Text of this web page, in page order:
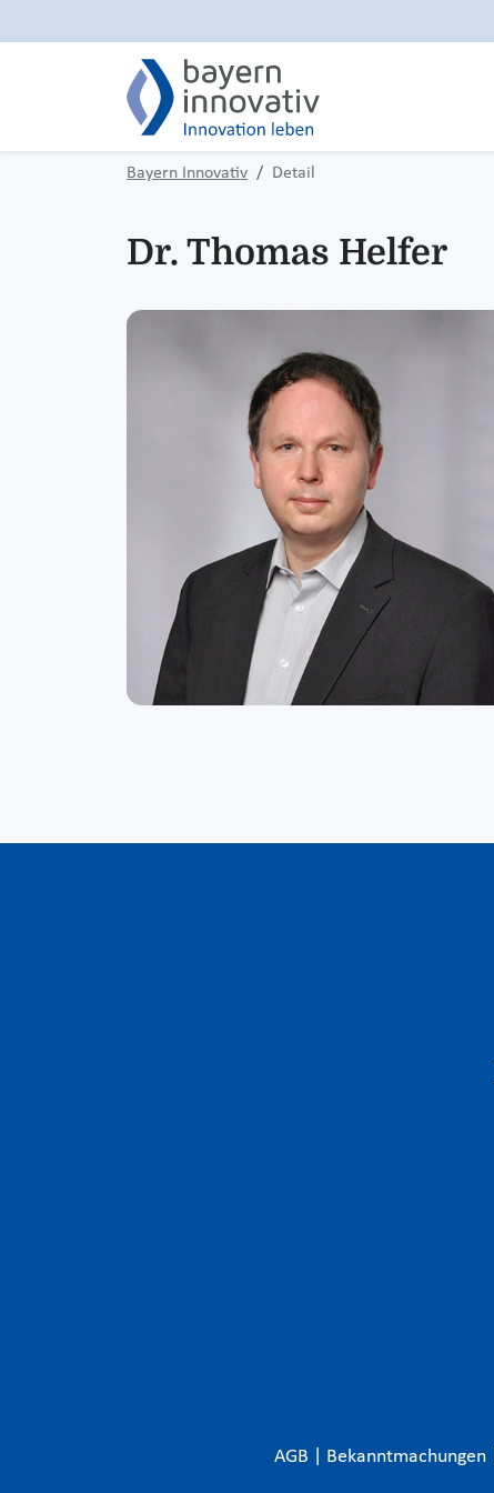
Bayern Innovativ Detail
Dr. Thomas Helfer
AGB
Bekanntmachungen